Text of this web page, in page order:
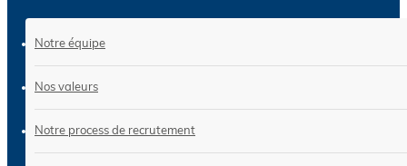
Notre équipe
Nos valeurs
Notre process de recrutement